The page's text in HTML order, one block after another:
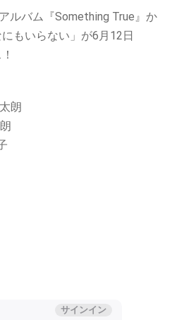
ルバム『Something True』か
もいらない」が6月12日
朗